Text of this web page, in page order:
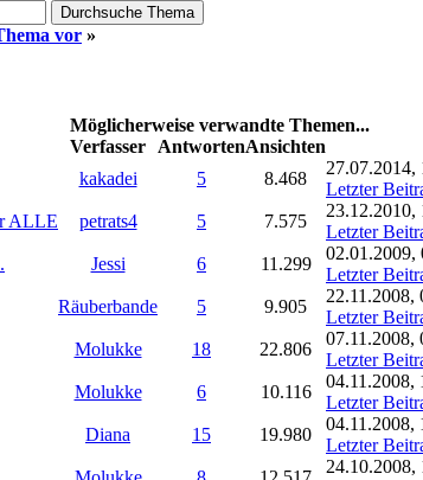
vor »
Möglicherweise verwandte Themen...
Verfasser AntwortenAnsichten
kakadei 5 8.468
27.07.2014,
Letzter
ALLE
petrats4 5 7.575
23.12.2010,
Letzter
Jessi 6 11.299
02.01.2009,
Letzter
Räuberbande 5 9.905
22.11.2008,
Letzter
Molukke 18 22.806
07.11.2008,
Letzter
Molukke 6 10.116
04.11.2008,
Letzter
Diana 15 19.980
04.11.2008,
Letzter
24.10.2008,